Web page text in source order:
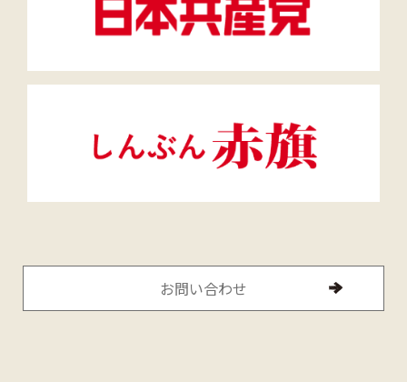
お問い合わせ